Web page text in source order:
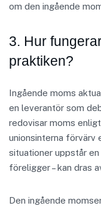
om den ingående
3. Hur
praktiken?
Ingående moms
en leverantör som
redovisar moms
unionsinterna förvärv
situationer uppstår
föreligger – kan dras
Den ingående